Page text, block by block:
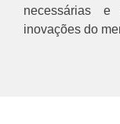
necessárias
inovações do